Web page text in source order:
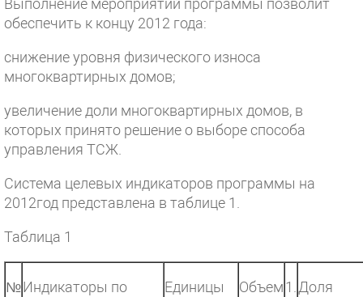
Выполнение мероприятий программы позволит
обеспечить к концу 2012 года:
снижение уровня физического износа
многоквартирных домов;
увеличение доли многоквартирных домов, в
которых принято решение о выборе способа
управления ТСЖ.
Система целевых индикаторов программы на
2012год представлена в таблице 1.
Таблица 1
№Индикаторы по
Единицы
Объем1. Доля